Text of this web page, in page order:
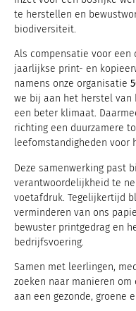
te herstellen en
biodiversiteit.
Als compensatie voor
jaarlijkse print- en
namens onze organisatie
we bij aan het herstel van
een beter klimaat.
richting een duurzamere
leefomstandigheden voor
Deze samenwerking past
verantwoordelijkheid te
voetafdruk. Tegelijkertijd
verminderen van ons
bewuster printgedrag en
bedrijfsvoering.
Samen met leerlingen,
zoeken naar manieren
aan een gezonde, groene